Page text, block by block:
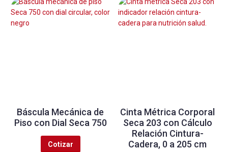
Báscula Mecánica de
Piso con Dial Seca 750
Cotizar
Cinta Métrica Corporal
Seca 203 con Cálculo
Relación Cintura-
Cadera, 0 a 205 cm